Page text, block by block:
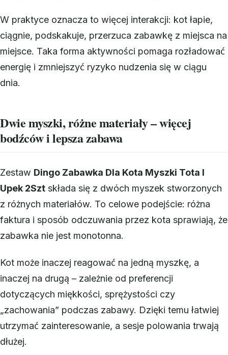
W praktyce oznacza to więcej interakcji: kot łapie,
ciągnie, podskakuje, przerzuca zabawkę z miejsca na
miejsce. Taka forma aktywności pomaga rozładować
energię i zmniejszyć ryzyko nudzenia się w ciągu
dnia.
Dwie myszki, różne materiały – więcej
bodźców i lepsza zabawa
Zestaw Dingo Zabawka Dla Kota Myszki Tota I
Upek 2Szt składa się z dwóch myszek stworzonych
z różnych materiałów. To celowe podejście: różna
faktura i sposób odczuwania przez kota sprawiają, że
zabawka nie jest monotonna.
Kot może inaczej reagować na jedną myszkę, a
inaczej na drugą – zależnie od preferencji
dotyczących miękkości, sprężystości czy
„zachowania” podczas zabawy. Dzięki temu łatwiej
utrzymać zainteresowanie, a sesje polowania trwają
dłużej.